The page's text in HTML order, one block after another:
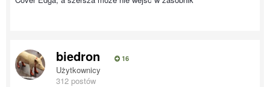
biedron 16
Użytkownicy
312 postów